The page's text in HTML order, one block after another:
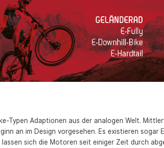
Typen Adaptionen aus der analogen Welt.
an im Design vorgesehen. Es existieren sogar
sich die Motoren seit einiger Zeit durch